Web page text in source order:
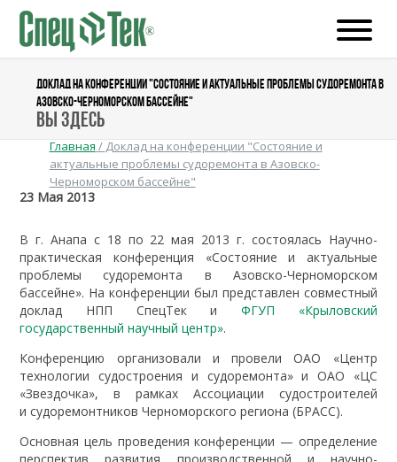
ДОКЛАД НА КОНФЕРЕНЦИИ "СОСТОЯНИЕ И АКТУАЛЬНЫЕ ПРОБЛЕМЫ СУДОРЕМОНТА В
АЗОВСКО-ЧЕРНОМОРСКОМ БАССЕЙНЕ"
Вы здесь
Главная / Доклад на конференции "Состояние и
актуальные проблемы судоремонта в Азовско-
Черноморском бассейне"
23 Мая 2013
В г. Анапа с 18 по 22 мая 2013 г. состоялась Научно-
практическая конференция «Состояние и актуальные
проблемы судоремонта в Азовско-Черноморском
бассейне». На конференции был представлен совместный
доклад НПП СпецТек и ФГУП «Крыловский
государственный научный центр».
Конференцию организовали и провели ОАО «Центр
технологии судостроения и судоремонта» и ОАО «ЦС
«Звездочка», в рамках Ассоциации судостроителей
и судоремонтников Черноморского региона (БРАСС).
Основная цель проведения конференции — определение